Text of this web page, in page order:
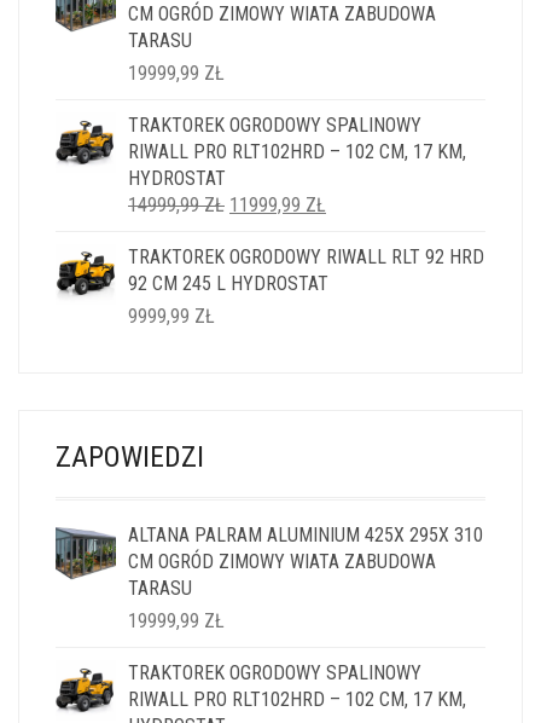
CM OGRÓD ZIMOWY WIATA ZABUDOWA
TARASU
19999,99 ZŁ
TRAKTOREK OGRODOWY SPALINOWY
RIWALL PRO RLT102HRD – 102 CM, 17 KM,
HYDROSTAT
14999,99ZŁ PIERWOTNA
WYNOSIŁA:
14999,99 ZŁ.
11999,99 ZŁ
WYNOSI:
11999,99 ZŁ.
TRAKTOREK OGRODOWY RIWALL RLT 92 HRD
92 CM 245 L HYDROSTAT
9999,99 ZŁ
ZAPOWIEDZI
ALTANA PALRAM ALUMINIUM 425X 295X 310
CM OGRÓD ZIMOWY WIATA ZABUDOWA
TARASU
19999,99 ZŁ
TRAKTOREK OGRODOWY SPALINOWY
RIWALL PRO RLT102HRD – 102 CM, 17 KM,